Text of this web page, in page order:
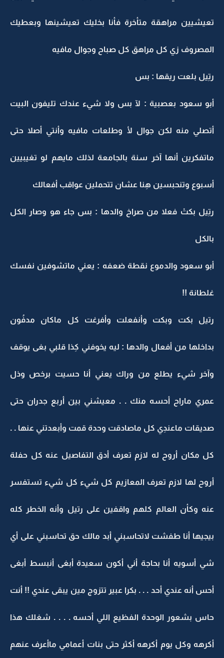
تعيشيين مراهقة متأخرة فأنا بخليك تعيشينها وبعطيك
المصروف زي كل مراهق كل صباح وجوال مافيه
رتِيل بلعت ريقها : بس
أبو سعود بعصبية : لآ بس ولا شيء عندك تليفون البيت
أتصلي منه لكن جوال لأ وطلعات مافيه وأنتي أصلا حتى
ماتفكرين أنها آخر سنة بالجامعة لذلك مايهم لو تغيبيين
أسبوع وتنحبسين هِنا عشان تتحملين عواقب أفعالك
رتِيل بكتْ فعلا من صراخ والدها : بس جاء هو وصار الكل
بالكل
أبو سعود والدموع نقطة ضعفه : يعني ماتشوفين نفسك
غلطانة !!
رتيل بكت وبكت وأنفعلت وأفرغت كل ماكان مدفُون
بداخلها من أفعال والدها : ليه يخوفني كِذا قلبي بغى يوقف
وآخر شيء يطلع من وراك يعني أنا حسيت برخص وذل
عمري ماراح أحسه منك . . معيشني بين أربع جدران حتى
صديقات ماعندِي كل ماصادقت وحدة قمت وأبعدتني عنها . .
كل مكان أروح له لازم تعرف أدق التفاصيل عنه كل حفلة
أروح لها لازم تعرف المعازيم كل شيء كل شيء تستفسر
عنه وكأن العالم كلهم واقفين على رتيل وأنه الخطر كله
بيجيها أنا طفشت لاتحاسبني أبد مالك حق تحاسبني على أي
شي أسويه أنا بحاجة أني أكون سعيدة أبغى أنبسط أبغى
أحس أنه عندي أحد . . . بكرا عبير تتزوج مين يبقى عندي !! أنت
حاس بشعور الوحدة الفظيع اللي أحسه . . . . شغلك هذا
أكرهه وكل يوم أكرهه أكثر حتى بنات أعمامي ماأعرف عنهم